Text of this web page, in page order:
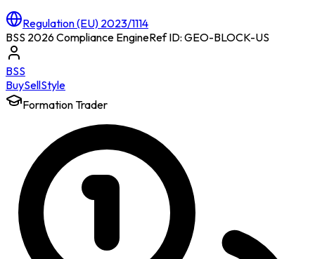
Regulation (EU) 2023/1114
BSS 2026 Compliance EngineRef ID: GEO-BLOCK-US
BSS
BuySellStyle
Formation Trader